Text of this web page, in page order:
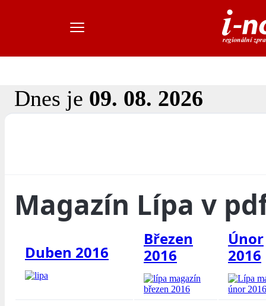
Dnes je 09. 08. 2026
Magazín Lípa v
Duben 2016
Březen
2016
Únor
2016